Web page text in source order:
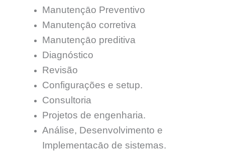
Manutençāo Preventivo
Manutençāo corretiva
Manutençāo preditiva
Diagnóstico
Revisão
Configurações e setup.
Consultoria
Projetos de engenharia.
Análise, Desenvolvimento e
Implementacāo de sistemas.